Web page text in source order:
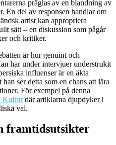
präglas av en blandning av
En del av responsen handlar om
artist kan appropriera
sätt – en diskussion som pågår
och kritiker.
är hur genuint och
har under intervjuer understrukit
influenser är en äkta
ser detta som en chans att lära
För exempel på denna
Kulturdär artiklarna djupdyker i
val.
framtidsutsikter